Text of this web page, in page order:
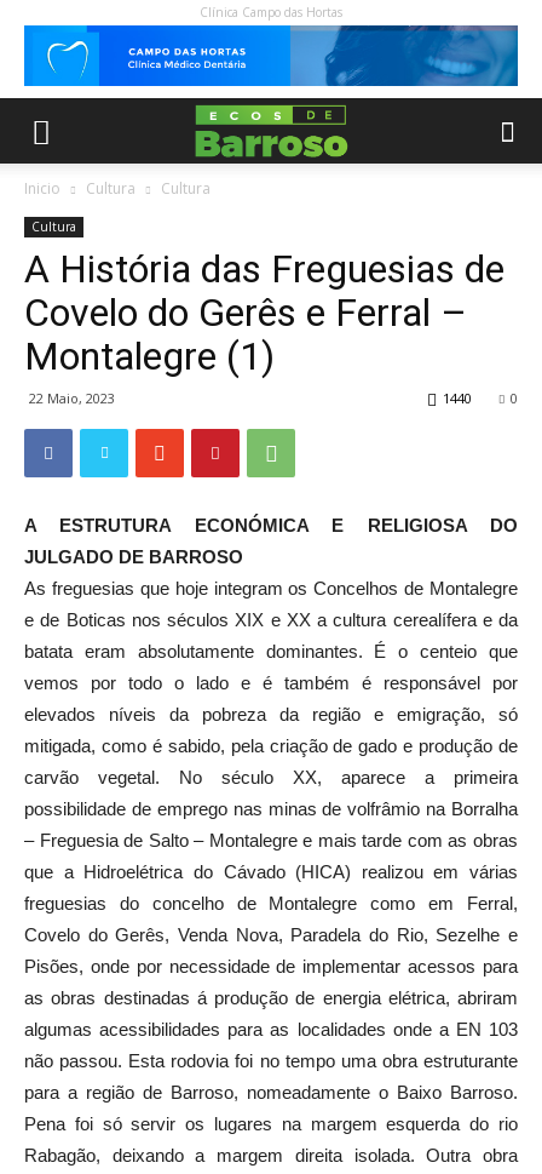
Clínica Campo das Hortas
Inicio Cultura Cultura
Cultura
A História das Freguesias de
Covelo do Gerês e Ferral –
Montalegre (1)
22 Maio, 2023 0
1440
A ESTRUTURA ECONÓMICA E RELIGIOSA DO
JULGADO DE BARROSO
As freguesias que hoje integram os Concelhos de Montalegre
e de Boticas nos séculos XIX e XX a cultura cerealífera e da
batata eram absolutamente dominantes. É o centeio que
vemos por todo o lado e é também é responsável por
elevados níveis da pobreza da região e emigração, só
mitigada, como é sabido, pela criação de gado e produção de
carvão vegetal. No século XX, aparece a primeira
possibilidade de emprego nas minas de volfrâmio na Borralha
– Freguesia de Salto – Montalegre e mais tarde com as obras
que a Hidroelétrica do Cávado (HICA) realizou em várias
freguesias do concelho de Montalegre como em Ferral,
Covelo do Gerês, Venda Nova, Paradela do Rio, Sezelhe e
Pisões, onde por necessidade de implementar acessos para
as obras destinadas á produção de energia elétrica, abriram
algumas acessibilidades para as localidades onde a EN 103
não passou. Esta rodovia foi no tempo uma obra estruturante
para a região de Barroso, nomeadamente o Baixo Barroso.
Pena foi só servir os lugares na margem esquerda do rio
Rabagão, deixando a margem direita isolada. Outra obra